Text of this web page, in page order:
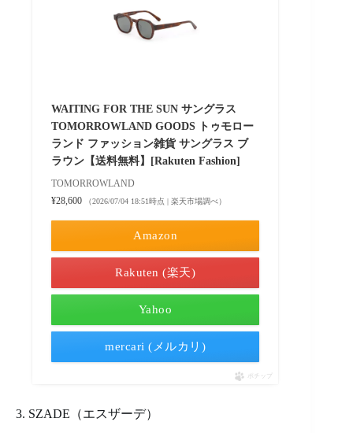
WAITING FOR THE SUN サングラス
TOMORROWLAND GOODS トゥモロー
ランド ファッション雑貨 サングラス ブ
ラウン【送料無料】[Rakuten Fashion]
TOMORROWLAND
¥28,600
（2026/07/04 18:51時点 | 楽天市場調べ）
Amazon
Rakuten (楽天)
Yahoo
mercari (メルカリ)
ポチップ
3. SZADE（エスザーデ）